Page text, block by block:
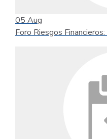
05 Aug
Foro Riesgos